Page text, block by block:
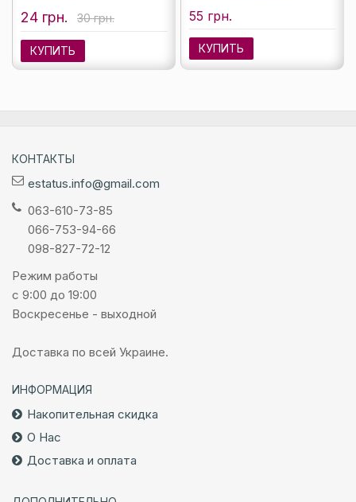
24 грн. 30 грн.
КУПИТЬ
55 грн.
КУПИТЬ
КОНТАКТЫ
estatus.info@gmail.com
063-610-73-85
066-753-94-66
098-827-72-12
Режим работы
с 9:00 до 19:00
Воскресенье - выходной
Доставка по всей Украине.
ИНФОРМАЦИЯ
Накопительная скидка
О Нас
Доставка и оплата